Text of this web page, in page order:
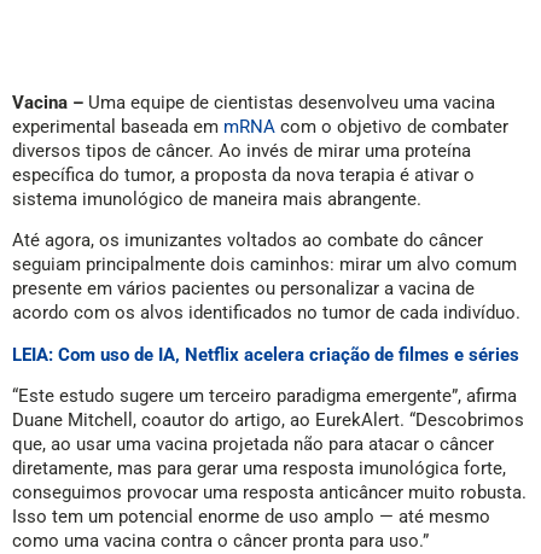
Vacina – Uma equipe de cientistas desenvolveu uma vacina
experimental baseada em mRNA com o objetivo de combater
diversos tipos de câncer. Ao invés de mirar uma proteína
específica do tumor, a proposta da nova terapia é ativar o
sistema imunológico de maneira mais abrangente.
Até agora, os imunizantes voltados ao combate do câncer
seguiam principalmente dois caminhos: mirar um alvo comum
presente em vários pacientes ou personalizar a vacina de
acordo com os alvos identificados no tumor de cada indivíduo.
LEIA: Com uso de IA, Netflix acelera criação de filmes e séries
“Este estudo sugere um terceiro paradigma emergente”, afirma
Duane Mitchell, coautor do artigo, ao EurekAlert. “Descobrimos
que, ao usar uma vacina projetada não para atacar o câncer
diretamente, mas para gerar uma resposta imunológica forte,
conseguimos provocar uma resposta anticâncer muito robusta.
Isso tem um potencial enorme de uso amplo — até mesmo
como uma vacina contra o câncer pronta para uso.”